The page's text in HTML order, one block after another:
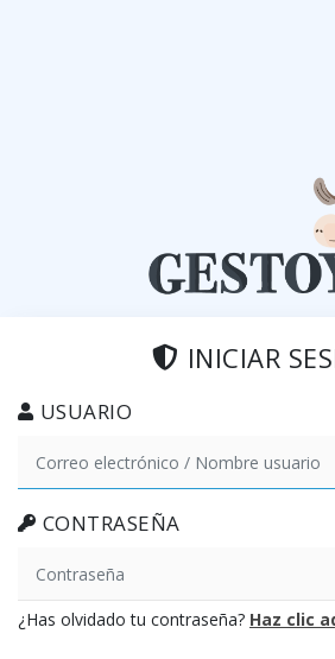
INICIAR
USUARIO
CONTRASEÑA
¿Has olvidado tu contraseña? Haz clic